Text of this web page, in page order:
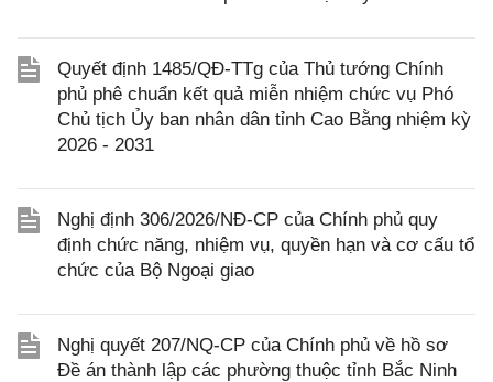
Quyết định 1485/QĐ-TTg của Thủ tướng Chính
phủ phê chuẩn kết quả miễn nhiệm chức vụ Phó
Chủ tịch Ủy ban nhân dân tỉnh Cao Bằng nhiệm kỳ
2026 - 2031
Nghị định 306/2026/NĐ-CP của Chính phủ quy
định chức năng, nhiệm vụ, quyền hạn và cơ cấu tổ
chức của Bộ Ngoại giao
Nghị quyết 207/NQ-CP của Chính phủ về hồ sơ
Đề án thành lập các phường thuộc tỉnh Bắc Ninh